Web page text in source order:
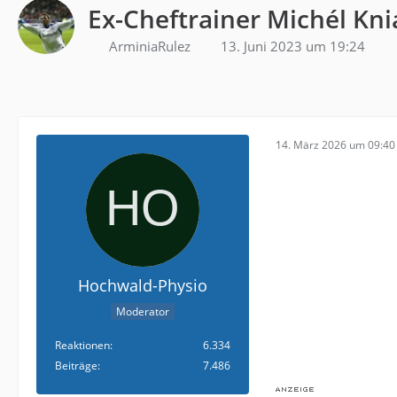
Ex-Cheftrainer Michél
ArminiaRulez 13. Juni 2023 um 19:24
Hochwald-Physio
Moderator
Reaktionen
6.334
Beiträge
7.486
14. März 2026 um 09:40